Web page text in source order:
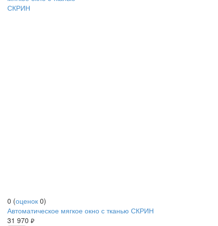
0 (оценок 0)
Автоматическое мягкое окно с тканью СКРИН
31 970 руб.